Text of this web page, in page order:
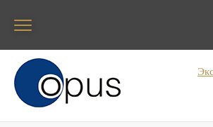
Блок поиска